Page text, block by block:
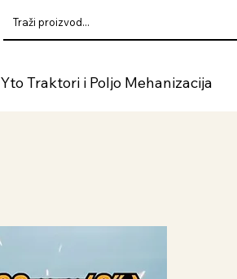
Yto Traktori i Poljo Mehanizacija